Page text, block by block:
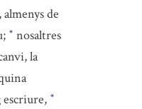
de
* nosaltres
la
escriure, *